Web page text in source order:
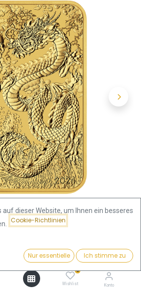
3.906,83€ Kaufen
0
Wishlist Konto
Goldmünze
auf dieser Website, um Ihnen ein besseres
Cookie-Richtlinien
Nur essentielle Ich stimme zu